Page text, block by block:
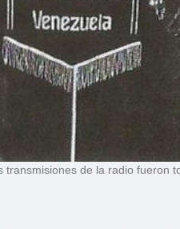
de la radio fueron